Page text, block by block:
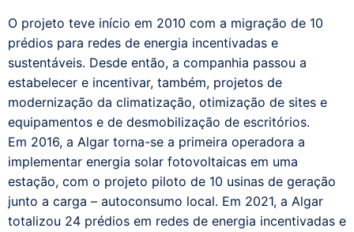
O projeto teve início em 2010 com a migração de 10
prédios para redes de energia incentivadas e
sustentáveis. Desde então, a companhia passou a
estabelecer e incentivar, também, projetos de
modernização da climatização, otimização de sites e
equipamentos e de desmobilização de escritórios.
Em 2016, a Algar torna-se a primeira operadora a
implementar energia solar fotovoltaicas em uma
estação, com o projeto piloto de 10 usinas de geração
junto a carga – autoconsumo local. Em 2021, a Algar
totalizou 24 prédios em redes de energia incentivadas e